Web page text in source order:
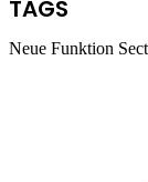
TAGS
Neue Funktion